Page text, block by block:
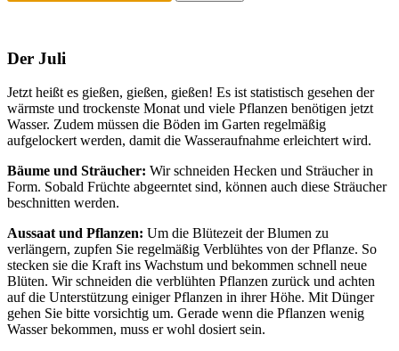
Der Juli
Jetzt heißt es gießen, gießen, gießen! Es ist statistisch gesehen der
wärmste und trockenste Monat und viele Pflanzen benötigen jetzt
Wasser. Zudem müssen die Böden im Garten regelmäßig
aufgelockert werden, damit die Wasseraufnahme erleichtert wird.
Bäume und Sträucher: Wir schneiden Hecken und Sträucher in
Form. Sobald Früchte abgeerntet sind, können auch diese Sträucher
beschnitten werden.
Aussaat und Pflanzen: Um die Blütezeit der Blumen zu
verlängern, zupfen Sie regelmäßig Verblühtes von der Pflanze. So
stecken sie die Kraft ins Wachstum und bekommen schnell neue
Blüten. Wir schneiden die verblühten Pflanzen zurück und achten
auf die Unterstützung einiger Pflanzen in ihrer Höhe. Mit Dünger
gehen Sie bitte vorsichtig um. Gerade wenn die Pflanzen wenig
Wasser bekommen, muss er wohl dosiert sein.